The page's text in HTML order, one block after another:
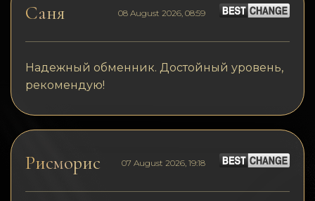
Саня 08 August 2026, 08:59
Надежный обменник. Достойный уровень,
рекомендую!
Рисморис 07 August 2026, 19:18